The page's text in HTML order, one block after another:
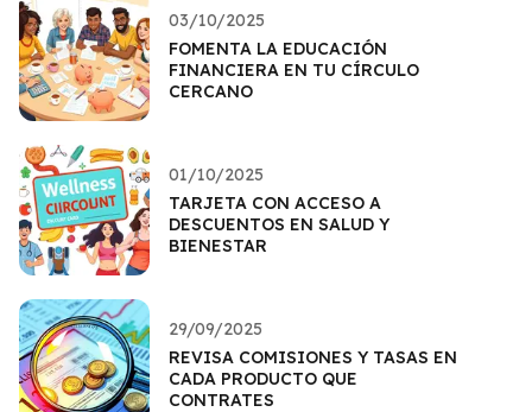
03/10/2025
FOMENTA LA EDUCACIÓN
FINANCIERA EN TU CÍRCULO
CERCANO
01/10/2025
TARJETA CON ACCESO A
DESCUENTOS EN SALUD Y
BIENESTAR
29/09/2025
REVISA COMISIONES Y TASAS EN
CADA PRODUCTO QUE
CONTRATES